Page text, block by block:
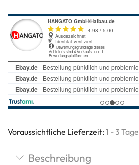
Voraussichtliche Lieferzeit: 1 - 3 Tage
Beschreibung